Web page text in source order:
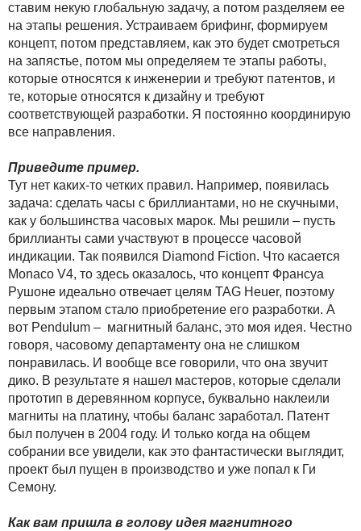
ставим некую глобальную задачу, а потом разделяем ее
на этапы решения. Устраиваем брифинг, формируем
концепт, потом представляем, как это будет смотреться
на запястье, потом мы определяем те этапы работы,
которые относятся к инженерии и требуют патентов, и
те, которые относятся к дизайну и требуют
соответствующей разработки. Я постоянно координирую
все направления.
Приведите пример.
Тут нет каких-то четких правил. Например, появилась
задача: сделать часы с бриллиантами, но не скучными,
как у большинства часовых марок. Мы решили – пусть
бриллианты сами участвуют в процессе часовой
индикации. Так появился Diamond Fiction. Что касается
Monaco V4, то здесь оказалось, что концепт Франсуа
Рушоне идеально отвечает целям TAG Heuer, поэтому
первым этапом стало приобретение его разработки. А
вот Pendulum – магнитный баланс, это моя идея. Честно
говоря, часовому департаменту она не слишком
понравилась. И вообще все говорили, что она звучит
дико. В результате я нашел мастеров, которые сделали
прототип в деревянном корпусе, буквально наклеили
магниты на платину, чтобы баланс заработал. Патент
был получен в 2004 году. И только когда на общем
собрании все увидели, как это фантастически выглядит,
проект был пущен в производство и уже попал к Ги
Семону.
Как вам пришла в голову идея магнитного